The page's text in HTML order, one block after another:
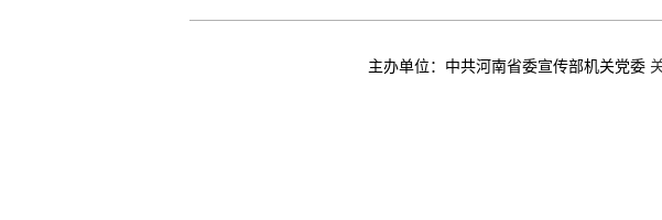
主办单位：中共河南省委宣传部机关党委